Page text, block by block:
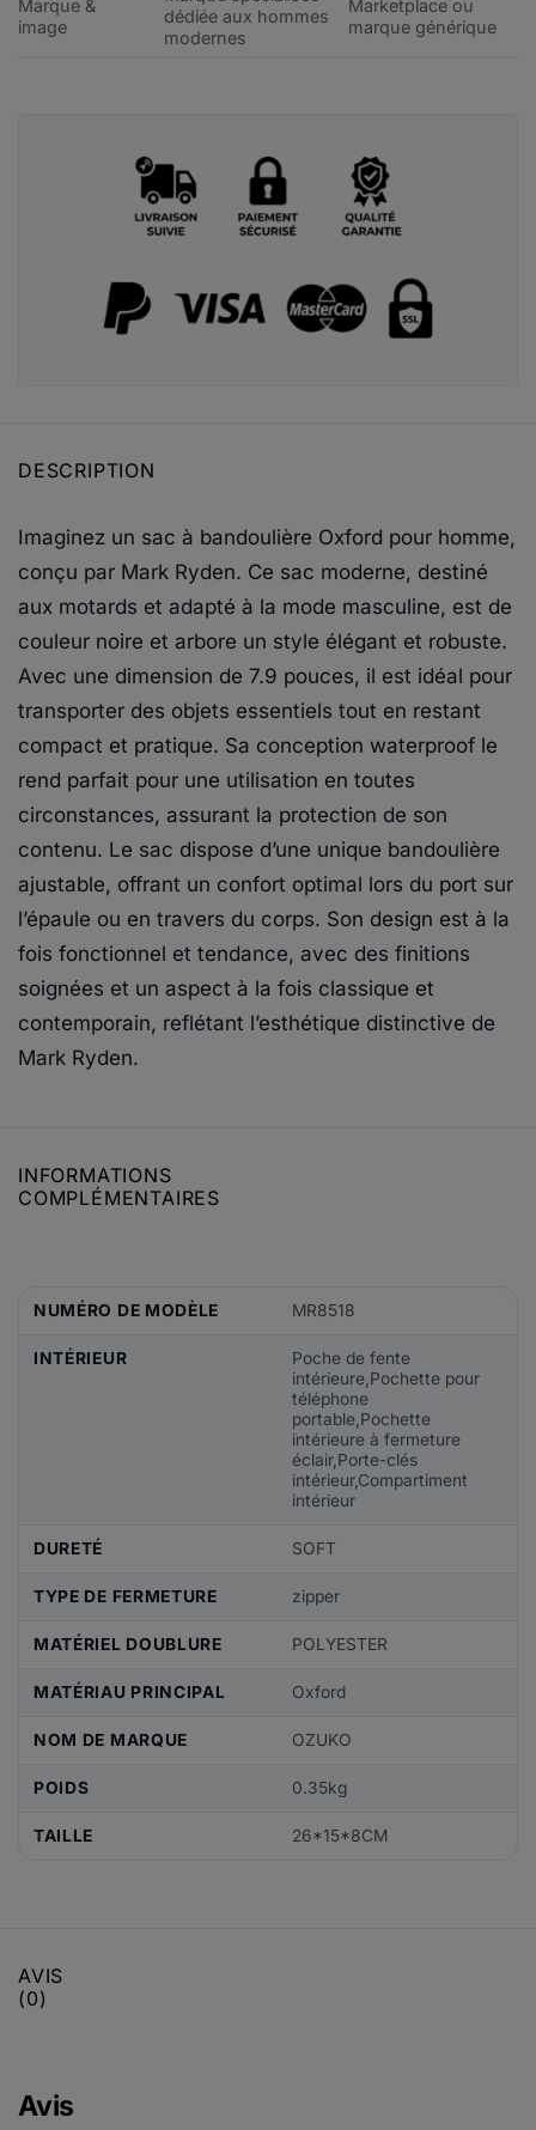
Marque &
image
dédiée aux hommes
modernes
Marketplace ou
marque générique
DESCRIPTION
Imaginez un sac à bandoulière Oxford pour homme,
conçu par Mark Ryden. Ce sac moderne, destiné
aux motards et adapté à la mode masculine, est de
couleur noire et arbore un style élégant et robuste.
Avec une dimension de 7.9 pouces, il est idéal pour
transporter des objets essentiels tout en restant
compact et pratique. Sa conception waterproof le
rend parfait pour une utilisation en toutes
circonstances, assurant la protection de son
contenu. Le sac dispose d’une unique bandoulière
ajustable, offrant un confort optimal lors du port sur
l’épaule ou en travers du corps. Son design est à la
fois fonctionnel et tendance, avec des finitions
soignées et un aspect à la fois classique et
contemporain, reflétant l’esthétique distinctive de
Mark Ryden.
INFORMATIONS
COMPLÉMENTAIRES
NUMÉRO DE MODÈLE MR8518
INTÉRIEUR
Poche de fente
intérieure,Pochette pour
téléphone
portable,Pochette
intérieure à fermeture
éclair,Porte-clés
intérieur,Compartiment
intérieur
DURETÉ SOFT
TYPE DE FERMETURE zipper
MATÉRIEL DOUBLURE POLYESTER
MATÉRIAU PRINCIPAL Oxford
NOM DE MARQUE OZUKO
POIDS 0.35kg
TAILLE 26*15*8CM
AVIS
(0)
Avis